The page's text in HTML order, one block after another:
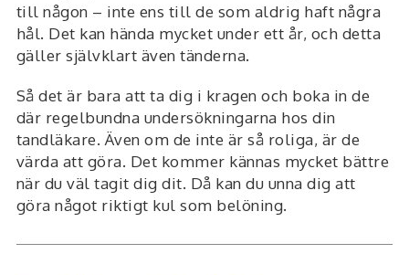
till någon – inte ens till de som aldrig haft några
hål. Det kan hända mycket under ett år, och detta
gäller självklart även tänderna.
Så det är bara att ta dig i kragen och boka in de
där regelbundna undersökningarna hos din
tandläkare. Även om de inte är så roliga, är de
värda att göra. Det kommer kännas mycket bättre
när du väl tagit dig dit. Då kan du unna dig att
göra något riktigt kul som belöning.